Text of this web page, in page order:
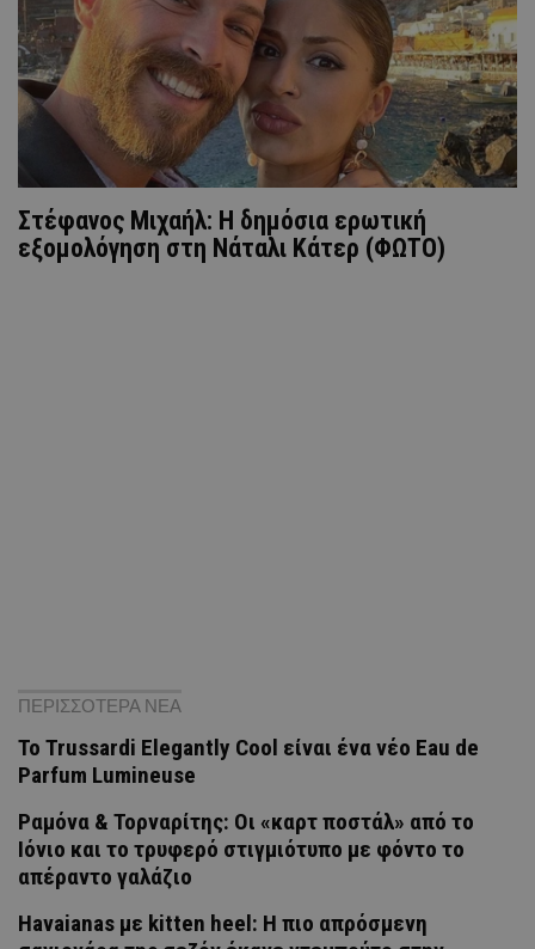
Στέφανος Μιχαήλ: H δημόσια ερωτική
εξομολόγηση στη Νάταλι Κάτερ (ΦΩΤΟ)
ΠΕΡΙΣΣΟΤΕΡΑ ΝΕΑ
Το Trussardi Elegantly Cool είναι ένα νέο Eau de
Parfum Lumineuse
Ραμόνα & Τορναρίτης: Οι «καρτ ποστάλ» από το
Ιόνιο και το τρυφερό στιγμιότυπο με φόντο το
απέραντο γαλάζιο
Havaianas με kitten heel: Η πιο απρόσμενη